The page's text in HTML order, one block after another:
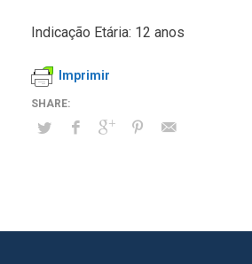
Indicação Etária: 12 anos
Imprimir